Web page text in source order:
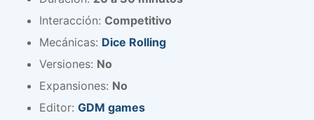
Interacción: Competitivo
Mecánicas: Dice Rolling
Versiones: No
Expansiones: No
Editor: GDM games